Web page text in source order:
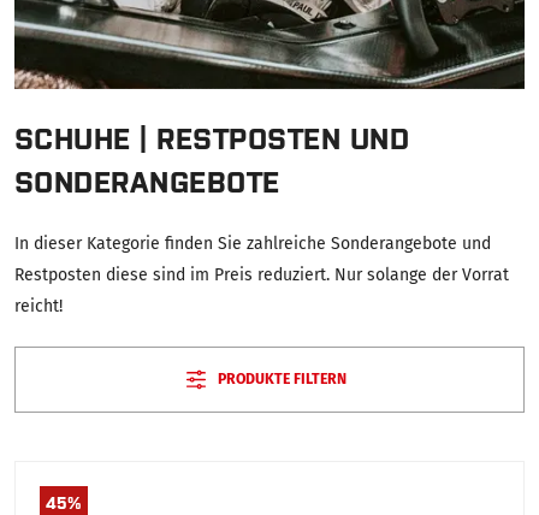
SCHUHE | RESTPOSTEN UND
SONDERANGEBOTE
In dieser Kategorie finden Sie zahlreiche Sonderangebote und
Restposten diese sind im Preis reduziert. Nur solange der Vorrat
reicht!
PRODUKTE FILTERN
45%